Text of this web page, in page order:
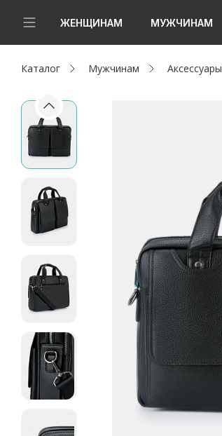
ЖЕНЩИНАМ МУЖЧИНАМ
Новинки
Женщинам
Мужчинам
Капсула
Акции / Новости
Адреса магазинов
Каталог Мужчинам Аксессуары